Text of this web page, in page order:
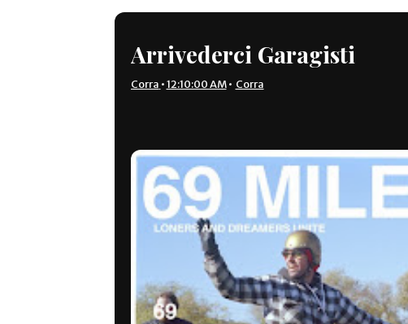
Arrivederci Garagisti
Corra •12:10:00 AM • Corra